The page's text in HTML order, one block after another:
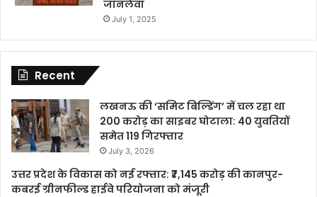
जानलेवा
July 1, 2025
Recent
लखनऊ की ‘समिट बिल्डिंग’ में चल रहा था
200 करोड़ का साइबर घोटाला: 40 युवतियों
समेत 119 गिरफ्तार
July 3, 2026
उत्तर प्रदेश के विकास को नई रफ्तार: ₹7,145 करोड़ की कानपुर-
कबरई ग्रीनफील्ड हाईवे परियोजना को मंजूरी